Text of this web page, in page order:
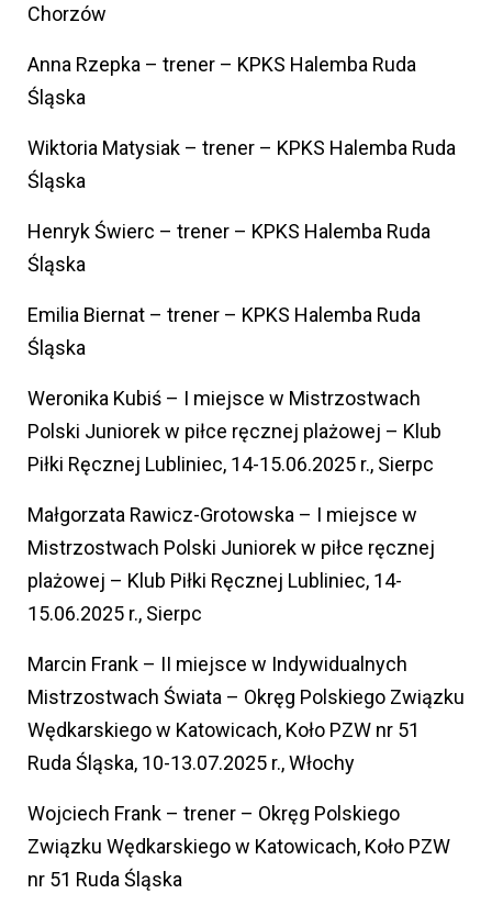
Chorzów
Anna Rzepka – trener – KPKS Halemba Ruda
Śląska
Wiktoria Matysiak – trener – KPKS Halemba Ruda
Śląska
Henryk Świerc – trener – KPKS Halemba Ruda
Śląska
Emilia Biernat – trener – KPKS Halemba Ruda
Śląska
Weronika Kubiś – I miejsce w Mistrzostwach
Polski Juniorek w piłce ręcznej plażowej – Klub
Piłki Ręcznej Lubliniec, 14-15.06.2025 r., Sierpc
Małgorzata Rawicz-Grotowska – I miejsce w
Mistrzostwach Polski Juniorek w piłce ręcznej
plażowej – Klub Piłki Ręcznej Lubliniec, 14-
15.06.2025 r., Sierpc
Marcin Frank – II miejsce w Indywidualnych
Mistrzostwach Świata – Okręg Polskiego Związku
Wędkarskiego w Katowicach, Koło PZW nr 51
Ruda Śląska, 10-13.07.2025 r., Włochy
Wojciech Frank – trener – Okręg Polskiego
Związku Wędkarskiego w Katowicach, Koło PZW
nr 51 Ruda Śląska